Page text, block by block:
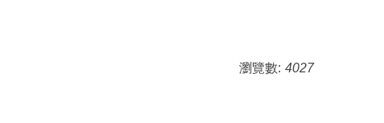
瀏覽數: 4027